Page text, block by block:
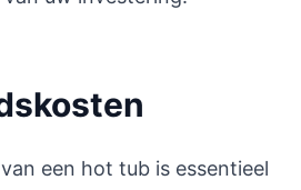
een hot tub is essentieel